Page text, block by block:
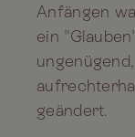
Anfängen
ein
geändert.